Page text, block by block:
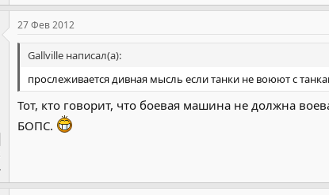
27 Фев 2012
Gallville написал(а):
прослеживается дивная мысль если танки не воюют с
Тот, кто говорит, что боевая машина не должна
БОПС.